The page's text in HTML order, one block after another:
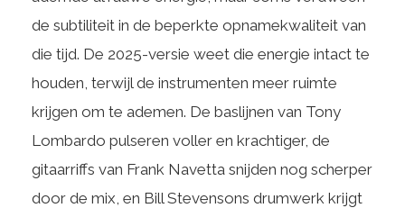
de subtiliteit in de beperkte opnamekwaliteit van
die tijd. De 2025-versie weet die energie intact te
houden, terwijl de instrumenten meer ruimte
krijgen om te ademen. De baslijnen van Tony
Lombardo pulseren voller en krachtiger, de
gitaarriffs van Frank Navetta snijden nog scherper
door de mix, en Bill Stevensons drumwerk krijgt